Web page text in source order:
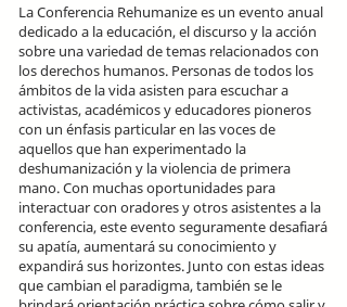
La Conferencia Rehumanize es un evento anual
dedicado a la educación, el discurso y la acción
sobre una variedad de temas relacionados con
los derechos humanos. Personas de todos los
ámbitos de la vida asisten para escuchar a
activistas, académicos y educadores pioneros
con un énfasis particular en las voces de
aquellos que han experimentado la
deshumanización y la violencia de primera
mano. Con muchas oportunidades para
interactuar con oradores y otros asistentes a la
conferencia, este evento seguramente desafiará
su apatía, aumentará su conocimiento y
expandirá sus horizontes. Junto con estas ideas
que cambian el paradigma, también se le